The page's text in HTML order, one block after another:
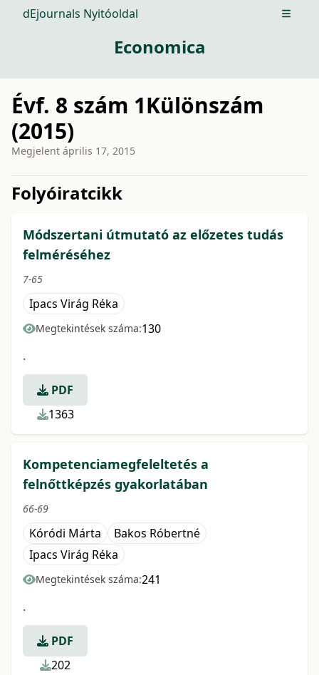
dEjournals Nyitóoldal Open
Economica
Évf. 8 szám 1Különszám
(2015)
Megjelent április 17, 2015
Folyóiratcikk
Módszertani útmutató az előzetes tudás
felméréséhez
7-65
Ipacs Virág Réka
Megtekintések száma:130
.
PDF
1363
Kompetenciamegfeleltetés a
felnőttképzés gyakorlatában
66-69
Kóródi Márta
Bakos Róbertné
Ipacs Virág Réka
Megtekintések száma:241
.
PDF
202